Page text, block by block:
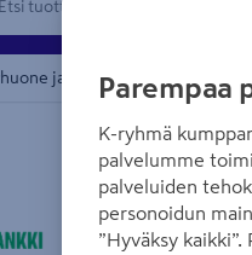
ja saunaParempaa
K-ryhmä
palvelumme
palveluiden
personoidun
”Hyväksy